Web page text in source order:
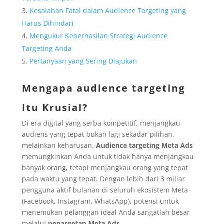
Kesalahan Fatal dalam Audience Targeting yang
Harus Dihindari
Mengukur Keberhasilan Strategi Audience
Targeting Anda
Pertanyaan yang Sering Diajukan
Mengapa audience targeting
Itu Krusial?
Di era digital yang serba kompetitif, menjangkau
audiens yang tepat bukan lagi sekadar pilihan,
melainkan keharusan. Audience targeting Meta Ads
memungkinkan Anda untuk tidak hanya menjangkau
banyak orang, tetapi menjangkau orang yang tepat
pada waktu yang tepat. Dengan lebih dari 3 miliar
pengguna aktif bulanan di seluruh ekosistem Meta
(Facebook, Instagram, WhatsApp), potensi untuk
menemukan pelanggan ideal Anda sangatlah besar